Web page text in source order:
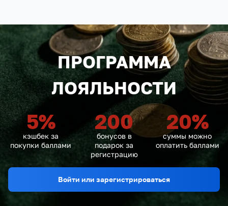
ПРОГРАММА
ЛОЯЛЬНОСТИ
5%
кэшбек за
покупки баллами
200
бонусов в
подарок за
регистрацию
20%
суммы можно
оплатить баллами
Войти или зарегистрироваться